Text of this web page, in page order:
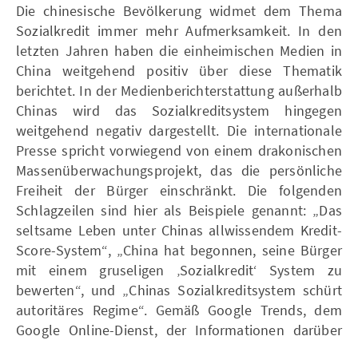
Die chinesische Bevölkerung widmet dem Thema
Sozialkredit immer mehr Aufmerksamkeit. In den
letzten Jahren haben die einheimischen Medien in
China weitgehend positiv über diese Thematik
berichtet. In der Medienberichterstattung außerhalb
Chinas wird das Sozialkreditsystem hingegen
weitgehend negativ dargestellt. Die internationale
Presse spricht vorwiegend von einem drakonischen
Massenüberwachungsprojekt, das die persönliche
Freiheit der Bürger einschränkt. Die folgenden
Schlagzeilen sind hier als Beispiele genannt: „Das
seltsame Leben unter Chinas allwissendem Kredit-
Score-System“, „China hat begonnen, seine Bürger
mit einem gruseligen ‚Sozialkredit‘ System zu
bewerten“, und „Chinas Sozialkreditsystem schürt
autoritäres Regime“. Gemäß Google Trends, dem
Google Online-Dienst, der Informationen darüber